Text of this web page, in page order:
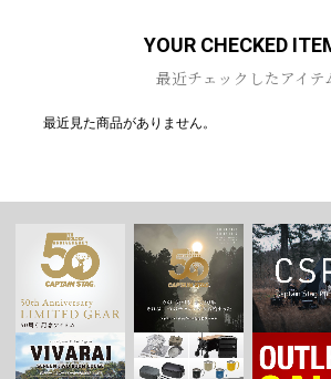
YOUR CHECKED
最近チェックしたアイテ
最近見た商品がありません。